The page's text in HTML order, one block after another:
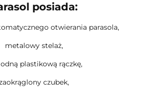
posiada:
otwierania parasola,
metalowy stelaż,
plastikową rączkę,
czubek,